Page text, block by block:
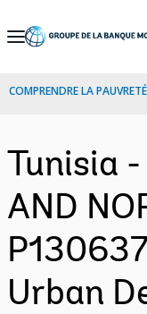
Skip
Navigation
COMPRENDRE LA PAUVRETÉ
Tunisia
AND
Urban